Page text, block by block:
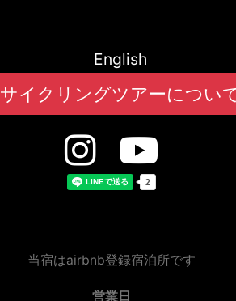
English
サイクリングツアーについ
当宿はairbnb登録宿泊所です
営業日